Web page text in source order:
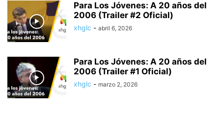
Para Los Jóvenes: A 20 años del
2006 (Trailer #2 Oficial)
xhglc - abril 6, 2026
Para Los Jóvenes: A 20 años del
2006 (Trailer #1 Oficial)
xhglc - marzo 2, 2026